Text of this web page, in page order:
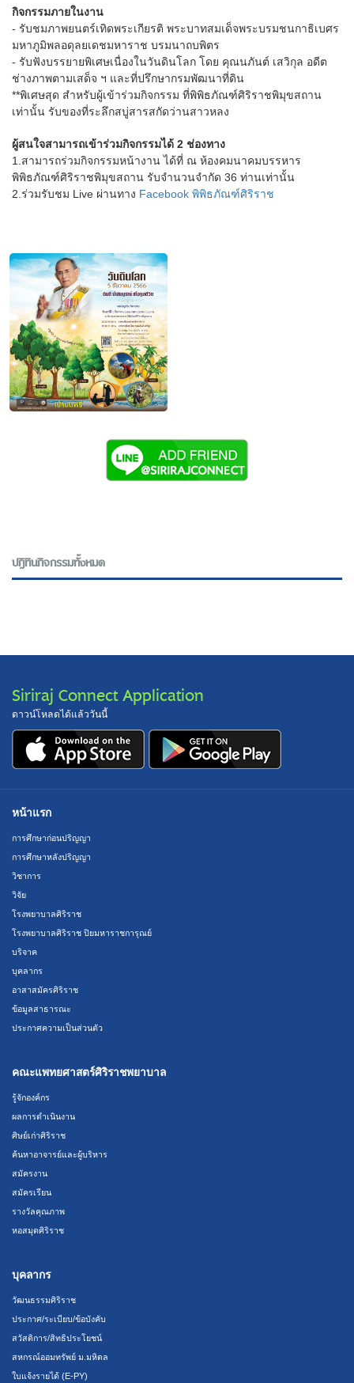
กิจกรรมภายในงาน
- รับชมภาพยนตร์เทิดพระเกียรติ พระบาทสมเด็จพระบรมชนกาธิเบศร
มหาภูมิพลอดุลยเดชมหาราช บรมนาถบพิตร
- รับฟังบรรยายพิเศษเนื่องในวันดินโลก โดย คุณนภันต์ เสวิกุล อดีต
ช่างภาพตามเสด็จ ฯ และที่ปรึกษากรมพัฒนาที่ดิน
**พิเศษสุด สำหรับผู้เข้าร่วมกิจกรรม ที่พิพิธภัณฑ์ศิริราชพิมุขสถาน
เท่านั้น รับของที่ระลึกสบู่สารสกัดว่านสาวหลง
ผู้สนใจสามารถเข้าร่วมกิจกรรมได้ 2 ช่องทาง
1.สามารถร่วมกิจกรรมหน้างาน ได้ที่ ณ ห้องคมนาคมบรรหาร
พิพิธภัณฑ์ศิริราชพิมุขสถาน รับจำนวนจำกัด 36 ท่านเท่านั้น
2.ร่วมรับชม Live ผ่านทาง Facebook พิพิธภัณฑ์ศิริราช
ปฎิทินกิจกรรมทั้งหมด
Siriraj Connect Application
ดาวน์โหลดได้แล้ววันนี้
หน้าแรก
การศึกษาก่อนปริญญา
การศึกษาหลังปริญญา
วิชาการ
วิจัย
โรงพยาบาลศิริราช
โรงพยาบาลศิริราช ปิยมหาราชการุณย์
บริจาค
บุคลากร
อาสาสมัครศิริราช
ข้อมูลสาธารณะ
ประกาศความเป็นส่วนตัว
คณะแพทยศาสตร์ศิริราชพยาบาล
รู้จักองค์กร
ผลการดำเนินงาน
ศิษย์เก่าศิริราช
ค้นหาอาจารย์และผู้บริหาร
สมัครงาน
สมัครเรียน
รางวัลคุณภาพ
หอสมุดศิริราช
บุคลากร
วัฒนธรรมศิริราช
ประกาศ/ระเบียบ/ข้อบังคับ
สวัสดิการ/สิทธิประโยชน์
สหกรณ์ออมทรัพย์ ม.มหิดล
ใบแจ้งรายได้ (E-PY)